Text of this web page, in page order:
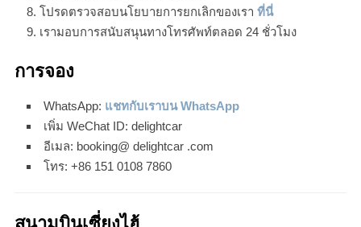
โปรดตรวจสอบนโยบายการยกเลิกของเรา ที่นี่
เรามอบการสนับสนุนทางโทรศัพท์ตลอด 24 ชั่วโมง
การจอง
WhatsApp: แชทกับเราบน WhatsApp
เพิ่ม WeChat ID: delightcar
อีเมล: booking@ delightcar .com
โทร: +86 151 0108 7860